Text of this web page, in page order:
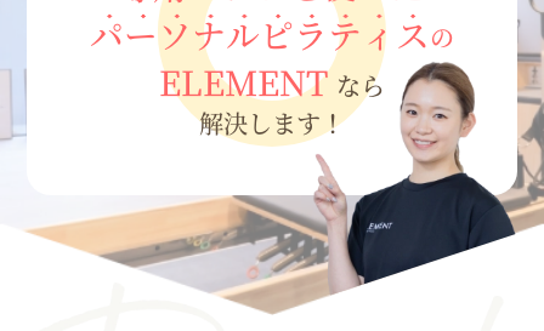
パーソナルピラティスの
ELEMENT なら
解決します！